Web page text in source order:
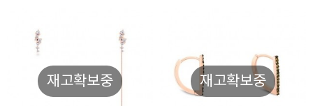
재고확보중 재고확보중